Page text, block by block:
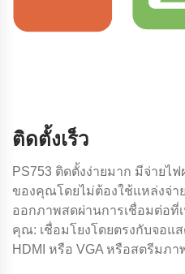
ติดตั้งเร็ว
PS753 ติดตั้งง่ายมาก มีจ่ายไ
ของคุณโดยไม่ต้องใช้แหล่งจ่า
ออกภาพสดผ่านการเชื่อมต่อที่
คุณ: เชื่อมโยงโดยตรงกับจอแ
HDMI หรือ VGA หรือสตรีมภ